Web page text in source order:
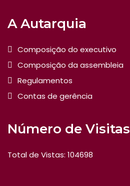
A Autarquia
Composição do executivo
Composição da assembleia
Regulamentos
Contas de gerência
Número de Visitas
Total de Vistas: 104698